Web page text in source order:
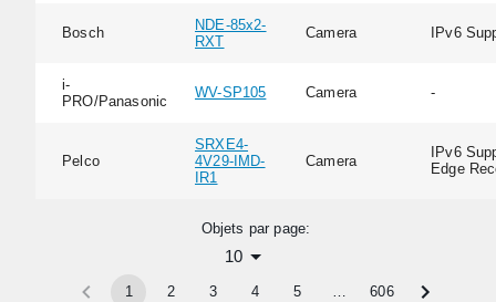
Bosch
NDE-85x2-
RXT
Camera IPv6
i-
PRO/Panasonic
WV-SP105 Camera -
Pelco
SRXE4-
4V29-IMD-
IR1
Camera
IPv6
Edge
Objets par page:
10
1 2 3 4 5 … 606